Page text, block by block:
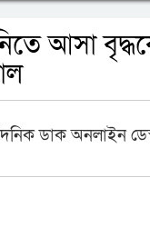
আসা
ডাক অনলাইন